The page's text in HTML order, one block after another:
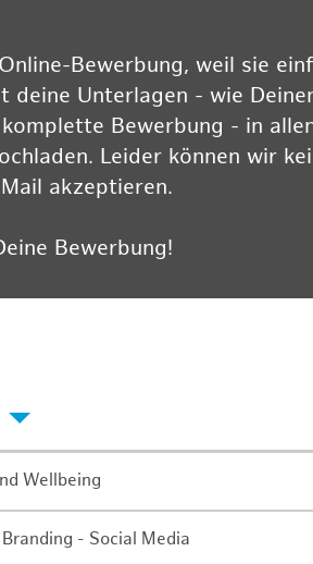
Bewerbung, weil sie
deine Unterlagen - wie
Bewerbung - in
Leider können wir
akzeptieren.
Bewerbung!
Wellbeing
- Social Media